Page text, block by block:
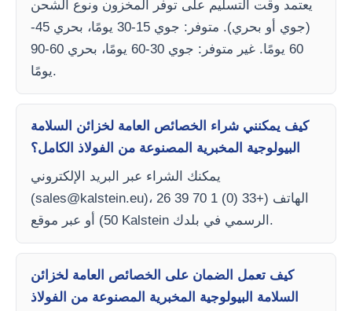
يعتمد وقت التسليم على توفر المخزون ونوع الشحن
(جوي أو بحري). متوفر: جوي 15-30 يومًا، بحري 45-
60 يومًا. غير متوفر: جوي 30-60 يومًا، بحري 60-90
يومًا.
كيف يمكنني شراء الخصائص العامة لخزائن السلامة
البيولوجية المخبرية المصنوعة من الفولاذ الكامل؟
يمكنك الشراء عبر البريد الإلكتروني
(sales@kalstein.eu)، الهاتف (+33 (0) 1 70 39 26
50) أو عبر موقع Kalstein الرسمي في بلدك.
كيف تعمل الضمان على الخصائص العامة لخزائن
السلامة البيولوجية المخبرية المصنوعة من الفولاذ